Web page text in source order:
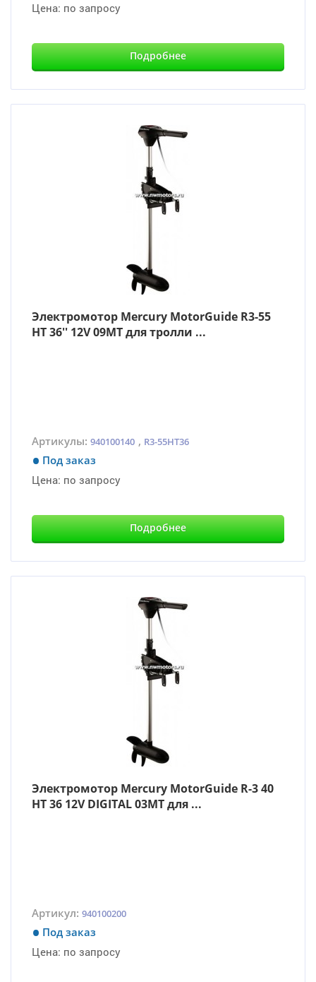
Цена: по запросу
Подробнее
Электромотор Mercury MotorGuide R3-55
HT 36'' 12V 09MT для тролли ...
Артикулы: 940100140 , R3-55HT36
Под заказ
Цена: по запросу
Подробнее
Электромотор Mercury MotorGuide R-3 40
HT 36 12V DIGITAL 03MT для ...
Артикул: 940100200
Под заказ
Цена: по запросу